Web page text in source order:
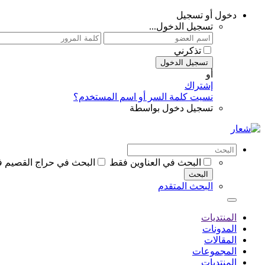
دخول أو تسجيل
تسجيل الدخول...
تذكرني
تسجيل الدخول
أو
إشتراك
نسيت كلمة السر أو اسم المستخدم؟
تسجيل دخول بواسطة
البحث في العناوين فقط البحث في حراج
البحث
البحث المتقدم
المنتديات
المدونات
المقالات
المجموعات
المنتديات